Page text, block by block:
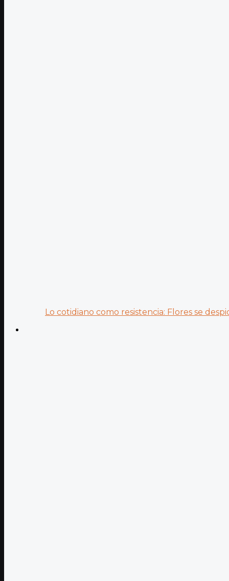
Lo cotidiano como resistencia: Flores se